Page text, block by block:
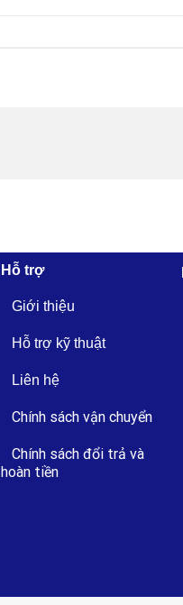
Hỗ trợ
Giới thiệu
Hỗ trợ kỹ thuật
Liên hệ
Chính sách vận chuyển
Chính sách đổi trả và
hoàn tiền